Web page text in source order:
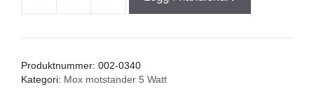
Resistor
10,00Ω
5%
Produktnummer: 002-0340
Kategori: Mox motstander 5 Watt